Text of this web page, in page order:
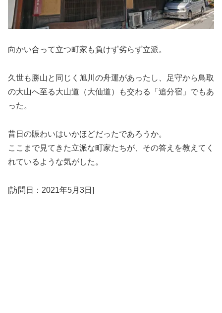
向かい合って立つ町家も負けず劣らず立派。
久世も勝山と同じく旭川の舟運があったし、足守から鳥取
の大山へ至る大山道（大仙道）も交わる「追分宿」でもあ
った。
昔日の賑わいはいかほどだったであろうか。
ここまで見てきた立派な町家たちが、その答えを教えてく
れているような気がした。
[訪問日：2021年5月3日]